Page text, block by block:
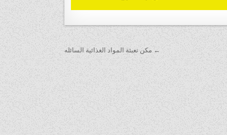
← مكن تعبئة المواد الغذائية‏ السائله